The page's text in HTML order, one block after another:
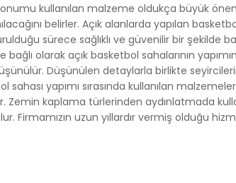
kullanılan malzeme oldukça büyük
belirler. Açık alanlarda yapılan
sürece sağlıklı ve güvenilir bir şekilde
olarak açık basketbol sahalarının
Düşünülen detaylarla birlikte
sahası yapımı sırasında kullanılan
Zemin kaplama türlerinden aydınlatmada
Firmamızın uzun yıllardır vermiş olduğu